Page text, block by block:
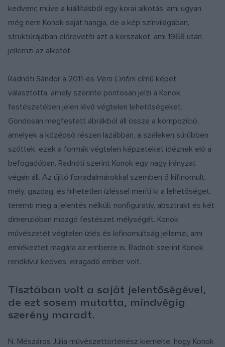
kedvenc műve a kiállításból egy korai alkotás, ami ugyan
még nem Konok saját hangja, de a kép színvilágában,
struktúrájában előrevetíti azt a korszakot, ami 1968 után
jellemzi az alkotót.
Radnóti Sándor a 2011-es Vers L’infini című képet
választotta, amely szerinte pontosan jelzi a Konok
festészetében jelen lévő végtelen lehetőségeket.
Gondosan megfestett ábrákból áll össze a kompozíció,
amelyek a középső részen lazábban, a széleken sűrűbben
szőttek: ezek a formák végtelen képzeteket idéznek elő a
befogadóban. Radnóti szerint Konok egy nagy irányzat
végén áll. Az újító forradalmárokkal szemben ő kifinomult,
mély, gazdag, és hihetetlen ízléssel meríti ki a lehetőséget,
teremti meg a jelentés nélküli, nonfiguratív, absztrakt és két
dimenzióban mozgó festészet mélységét. Konok
művészetét végtelen ízlés és kifinomultság jellemzi, ami
emlékeztet magára az emberre is. Radnóti szerint Konok
rendkívül kedves, elragadó ember volt.
Tisztában volt a saját jelentőségével,
de ezt sosem mutatta, mindvégig
szerény maradt.
N. Mészáros Júlia művészettörténész kiemelte, hogy Konok